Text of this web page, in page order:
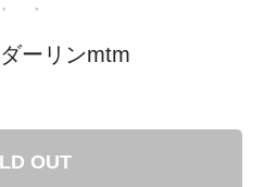
ーリンmtm
OUT